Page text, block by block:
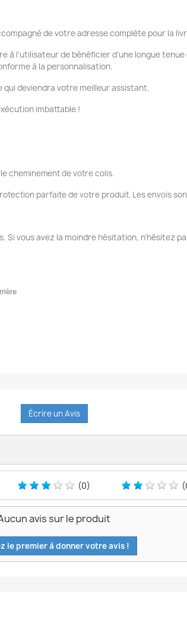
de votre adresse complète pour la
à l'utilisateur de bénéficier d'une longue
à la personnalisation.
qui deviendra votre meilleur assistant.
imbattable !
cheminement de votre colis.
parfaite de votre produit. Les envois
Si vous avez la moindre hésitation, n'hésitez
Écrire un Avis
(0)
avis sur le produit
le premier à donner votre avis !